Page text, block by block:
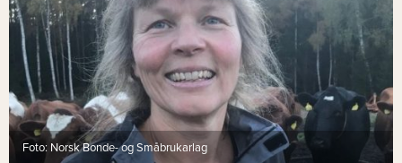
Foto: Norsk Bonde- og Småbrukarlag